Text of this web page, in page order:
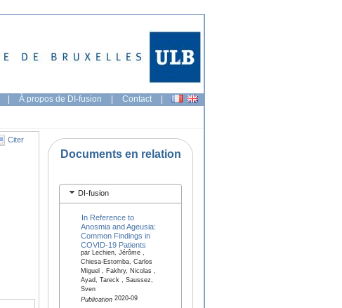
| À propos de DI-fusion | Contact |
Citer
Documents en relation
DI-fusion
In Reference to
Anosmia and Ageusia:
Common Findings in
COVID-19 Patients
par Lechien, Jérôme ,
Chiesa-Estomba, Carlos
Miguel , Fakhry, Nicolas ,
Ayad, Tareck , Saussez,
Sven
Publication2020-09